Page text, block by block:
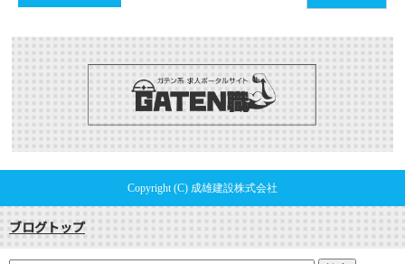
Copyright (C) 成雄建設株式会社
ブログトップ